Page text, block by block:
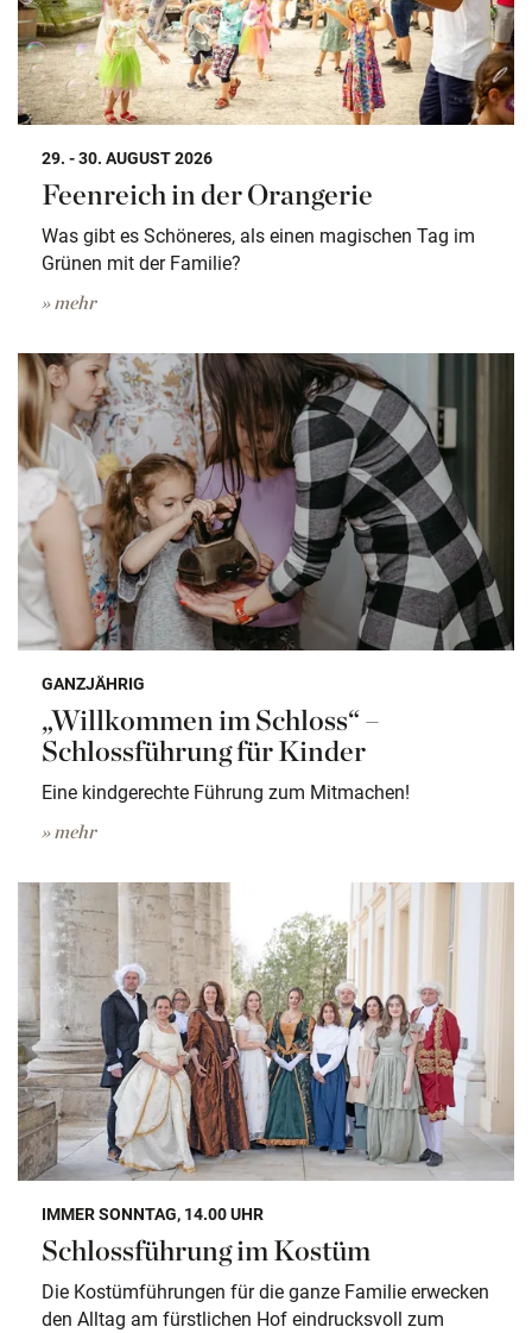
29. - 30. AUGUST 2026
Feenreich in der Orangerie
Was gibt es Schöneres, als einen magischen Tag im
Grünen mit der Familie?
» mehr
GANZJÄHRIG
„Willkommen im Schloss“ –
Schlossführung für Kinder
Eine kindgerechte Führung zum Mitmachen!
» mehr
IMMER SONNTAG, 14.00 UHR
Schlossführung im Kostüm
Die Kostümführungen für die ganze Familie erwecken
den Alltag am fürstlichen Hof eindrucksvoll zum